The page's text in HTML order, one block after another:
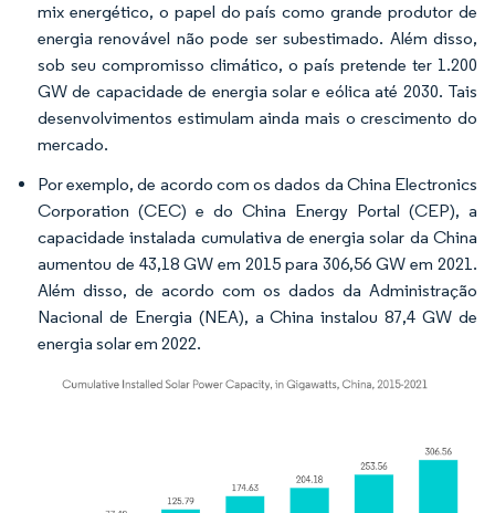
mix energético, o papel do país como grande produtor de
energia renovável não pode ser subestimado. Além disso,
sob seu compromisso climático, o país pretende ter 1.200
GW de capacidade de energia solar e eólica até 2030. Tais
desenvolvimentos estimulam ainda mais o crescimento do
mercado.
Por exemplo, de acordo com os dados da China Electronics
Corporation (CEC) e do China Energy Portal (CEP), a
capacidade instalada cumulativa de energia solar da China
aumentou de 43,18 GW em 2015 para 306,56 GW em 2021.
Além disso, de acordo com os dados da Administração
Nacional de Energia (NEA), a China instalou 87,4 GW de
energia solar em 2022.